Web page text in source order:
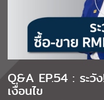
Q&A EP.54 : ระ
เงื่อนไข